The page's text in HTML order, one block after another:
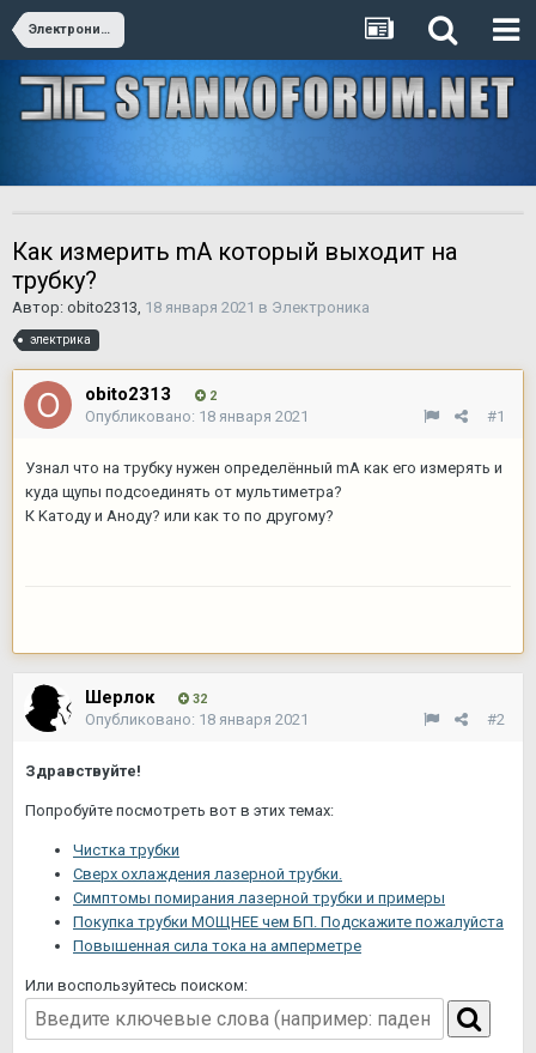
Электроника
Как измерить mA который выходит на
трубку?
Автор: obito2313, 18 января 2021 в Электроника
электрика
obito2313 2
#1
Опубликовано: 18 января 2021
Узнал что на трубку нужен определённый mA как его измерять и
куда щупы подсоединять от мультиметра?
К Kатоду и Аноду? или как то по другому?
Шерлок 32
#2
Опубликовано: 18 января 2021
Здравствуйте!
Попробуйте посмотреть вот в этих темах:
Чистка трубки
Сверх охлаждения лазерной трубки.
Симптомы помирания лазерной трубки и примеры
Покупка трубки МОЩНЕЕ чем БП. Подскажите пожалуйста
Повышенная сила тока на амперметре
Или воспользуйтесь поиском: